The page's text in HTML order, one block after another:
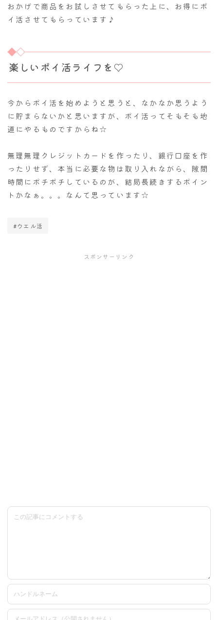
おかげで商品をお試しさせてもらった上に、お得にポ
イ活させてもらっています♪
楽しいポイ活ライフを♡
今からポイ活を始めようと思うと、なかなか思うよう
に貯まらないかと思いますが、ポイ活ってそもそも地
道にやるものですからね☆
無理無理クレジットカードを作ったり、銀行口座を作
ったりせず、本当に必要な物は取り入れながら、隙間
時間にポチポチしているのが、結局長続きするポイン
トかなぁ。。。なんて思っています☆
#ウエル活
スポンサーリンク